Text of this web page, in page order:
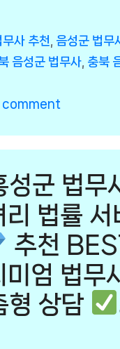
무사 추천 음성군 법무
음성군 법무사 충북
comment
성군 법무
리 법률 서
추천
미엄 법무
형 상담